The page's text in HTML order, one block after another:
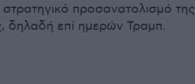
προσανατολισμό της
δηλαδή επί ημερών Τραμπ.